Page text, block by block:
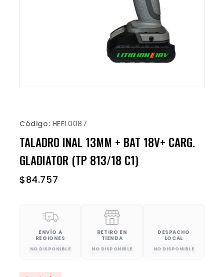
Código: HEEL0087
TALADRO INAL 13MM + BAT 18V+ CARG.
GLADIATOR (TP 813/18 C1)
$84.757
ENVÍO A
REGIONES
NO DISPONIBLE
RETIRO EN
TIENDA
NO DISPONIBLE
DESPACHO
LOCAL
NO DISPONIBLE